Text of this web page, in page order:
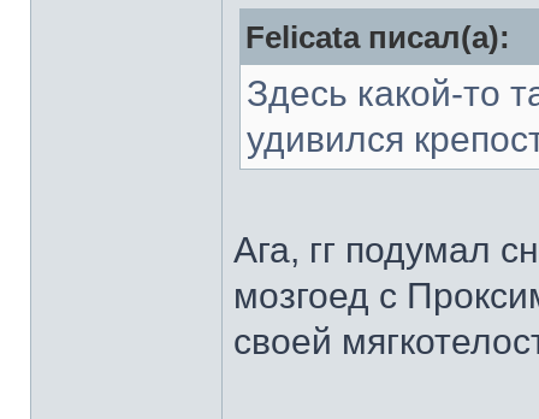
Felicata писал(а):
Здесь какой-то
удивился
Ага, гг подумал
мозгоед с
своей